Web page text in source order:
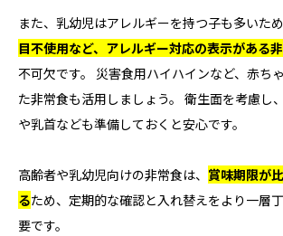
また、乳幼児はアレルギーを持つ子も多いため
目不使用など、アレルギー対応の表示がある
不可欠です。 災害食用ハイハインなど、赤ち
た非常食も活用しましょう。 衛生面を考慮し
や乳首なども準備しておくと安心です。
高齢者や乳幼児向けの非常食は、 賞味期限が
るため、定期的な確認と入れ替えをより一層
要です。